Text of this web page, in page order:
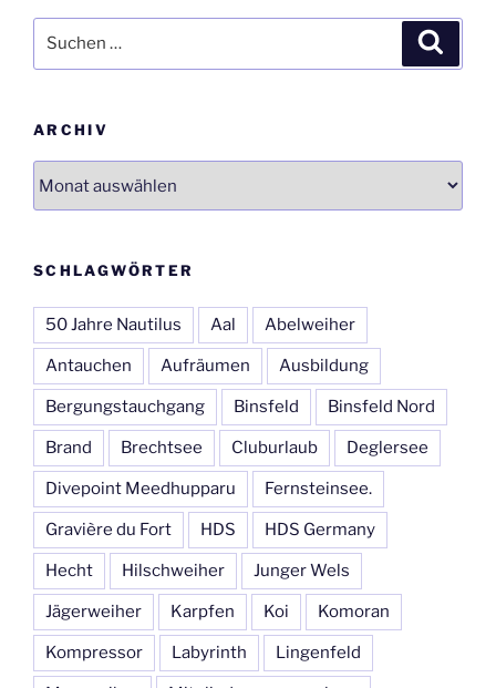
nach:
ARCHIV
SCHLAGWÖRTER
50 Jahre Nautilus Aal Abelweiher
Antauchen Aufräumen Ausbildung
Bergungstauchgang Binsfeld Binsfeld Nord
Brand Brechtsee Cluburlaub Deglersee
Divepoint Meedhupparu Fernsteinsee.
Gravière du Fort HDS HDS Germany
Hecht Hilschweiher Junger Wels
Jägerweiher Karpfen Koi Komoran
Kompressor Labyrinth Lingenfeld